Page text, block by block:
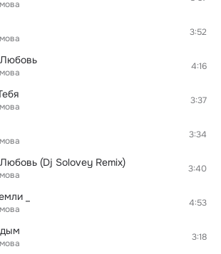
3:52
4:16
3:37
3:34
(Dj Solovey Remix) 3:40
_ 4:53
3:18